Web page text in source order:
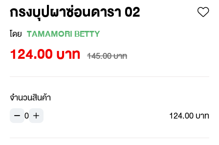
กรงบุปผาซ่อนดารา 02
โดย TAMAMORI BETTY
124.00 บาท 145.00 บาท
จำนวนสินค้า
0
124.00 บาท